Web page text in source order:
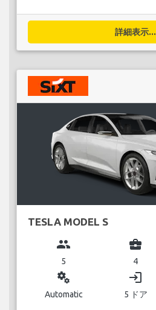
詳細表示...
TESLA MODEL S
group
5
business_center
4
miscellaneous_services
Automatic
login
5 ドア